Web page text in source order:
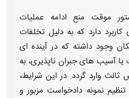
موقت منع ادامه عملیات
کاربرد دارد که به دلیل تخلفات
وجود داشته که در آینده ای
یا آسیب های جبران ناپذیری، به
وارد گردد. در این شرایط،
تنظیمنمونه دادخواستمزبور و